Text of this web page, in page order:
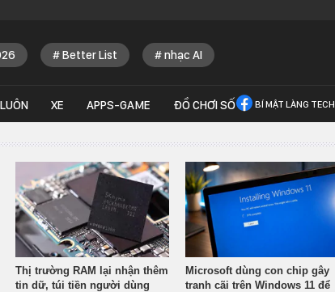
Better List nhạc AI
XE APPS-GAME ĐỒ CHƠI SỐ BÍ MẬT LÀNG TECH
Thị trường RAM lại nhận thêm
tin dữ, túi tiền người dùng
Microsoft dùng con chip gây
tranh cãi trên Windows 11 để